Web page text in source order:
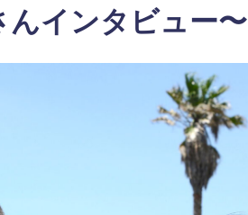
んインタビュー〜